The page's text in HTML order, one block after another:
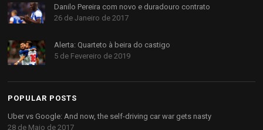
Danilo Pereira com novo e duradouro contrato
26 de Janeiro de 2017
Alerta: Quarteto à beira do castigo
5 de Fevereiro de 2019
POPULAR POSTS
Uber vs Google: And now, the self-driving car war gets nasty
28 de Maio de 2017